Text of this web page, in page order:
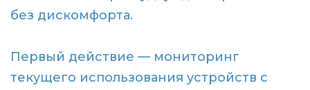
без дискомфорта.
Первый действие — мониторинг
текущего использования устройств с